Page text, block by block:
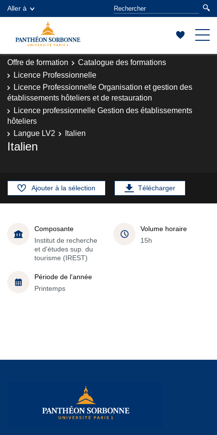
Aller à
Offre de formation
Catalogue des formations
Licence Professionnelle
Licence Professionnelle Organisation et gestion des
établissements hôteliers et de restauration
Licence professionnelle Gestion des établissements
hôteliers
Langue LV2
Italien
Italien
Ajouter à la sélection Télécharger
Composante
Institut de recherche
et d'études sup. du
tourisme (IREST)
Volume horaire
15h
Période de l'année
Printemps